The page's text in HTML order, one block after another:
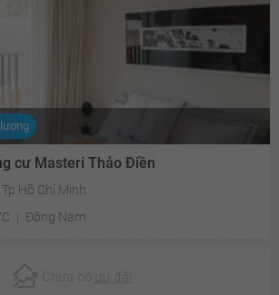
cư Masteri Thảo Điền
Hồ Chí Minh
Đông Nam
Chưa có ưu đãi